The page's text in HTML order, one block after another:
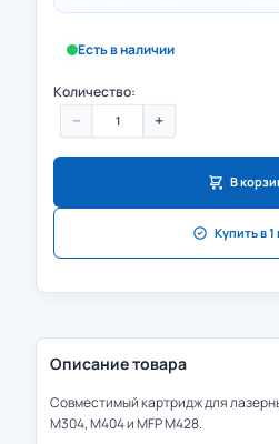
Есть в наличии
Количество:
− +
В
Купить в 1
Описание товара
Совместимый картридж для
M304, M404 и MFP M428.